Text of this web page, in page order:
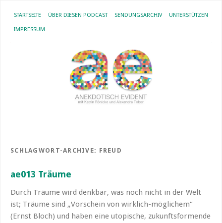
STARTSEITE ÜBER DIESEN PODCAST SENDUNGSARCHIV UNTERSTÜTZEN
IMPRESSUM
SCHLAGWORT-ARCHIVE: FREUD
ae013 Träume
Durch Träume wird denkbar, was noch nicht in der Welt
ist; Träume sind „Vorschein von wirklich-möglichem“
(Ernst Bloch) und haben eine utopische, zukunftsformende